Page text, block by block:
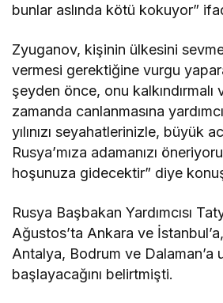
bunlar aslında kötü kokuyor”
Zyuganov, kişinin ülkesini
vermesi gerektiğine vurgu
şeyden önce, onu kalkındırmalı
zamanda canlanmasına
yılınızı seyahatlerinizle, büyük
Rusya’mıza adamanızı
hoşunuza gidecektir” diye
Rusya Başbakan Yardımcısı
Ağustos’ta Ankara ve
Antalya, Bodrum ve Dalaman’a
başlayacağını belirtmişti.